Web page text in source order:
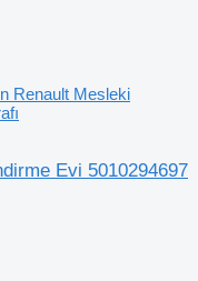
Renault Mesleki
Evi 5010294697